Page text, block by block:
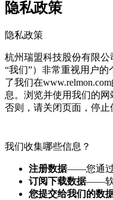
隐私政策
隐私政策
杭州瑞盟科技股份有限
“我们”）非常重视用户
了我们在
息。浏览并使用我们的网
否则，请关闭页面，停止
我们收集哪些信息？
注册数据——您通过
订阅下载数据——软
您提交给我们的数